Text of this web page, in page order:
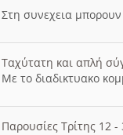
Στη συνεχεια
Ταχύτατη και απλή
Με το διαδικτυακο
Παρουσίες Τρίτης 12